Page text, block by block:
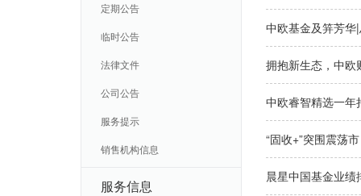
定期公告
临时公告
法律文件
公司公告
服务提示
销售机构信息
服务信息
中欧基金及笄芳
拥抱新生态，中欧
中欧睿智精选一
“固收+”突围震荡
晨星中国基金业